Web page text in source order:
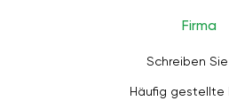
Firma
Schreiben
Häufig gestellte